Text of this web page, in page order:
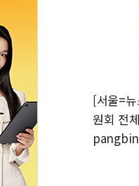
[서울=
원회 전